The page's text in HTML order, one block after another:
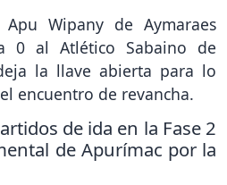
Wipany de Aymaraes
0 al Atlético Sabaino de
la llave abierta para lo
encuentro de revancha.
de ida en la Fase 2
de Apurímac por la